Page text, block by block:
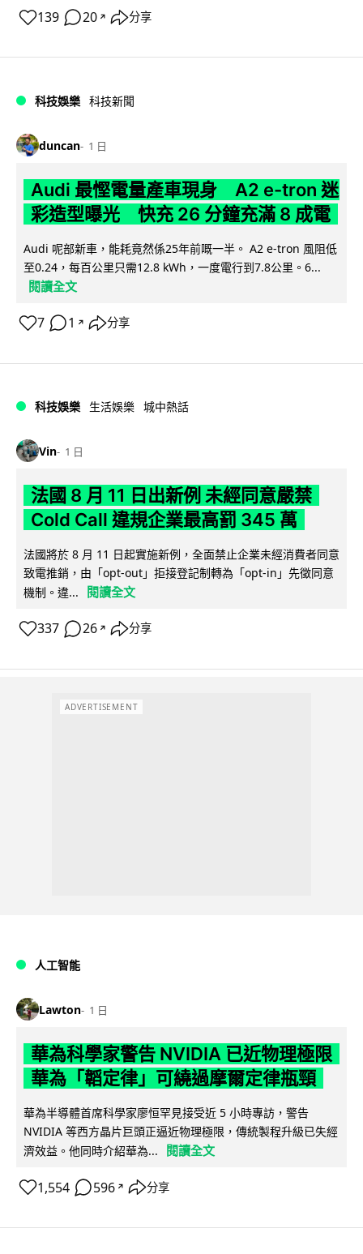
139 20 ↗ 分享
科技娛樂 科技新聞
duncan 1 日
Audi 最慳電量產車現身 A2 e-tron 迷
彩造型曝光 快充 26 分鐘充滿 8 成電
Audi 呢部新車，能耗竟然係25年前嘅一半。 A2 e-tron 風阻低
至0.24，每百公里只需12.8 kWh，一度電行到7.8公里。6...
閱讀全文
7 1 ↗ 分享
科技娛樂 生活娛樂 城中熱話
Vin 1 日
法國 8 月 11 日出新例 未經同意嚴禁
Cold Call 違規企業最高罰 345 萬
法國將於 8 月 11 日起實施新例，全面禁止企業未經消費者同意
致電推銷，由「opt-out」拒接登記制轉為「opt-in」先徵同意
機制。違...
閱讀全文
337 26 ↗ 分享
ADVERTISEMENT
人工智能
Lawton 1 日
華為科學家警告 NVIDIA 已近物理極限
華為「韜定律」可繞過摩爾定律瓶頸
華為半導體首席科學家廖恒罕見接受近 5 小時專訪，警告
NVIDIA 等西方晶片巨頭正逼近物理極限，傳統製程升級已失經
濟效益。他同時介紹華為...
閱讀全文
1,554 596 ↗ 分享